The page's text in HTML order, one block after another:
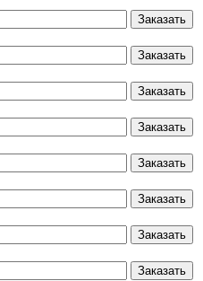
Заказать
Заказать
Заказать
Заказать
Заказать
Заказать
Заказать
Заказать